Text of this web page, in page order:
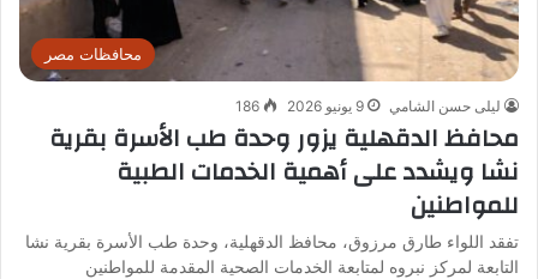
محافظات مصر
ليلى حسن الشامي 9 يونيو 2026 186
محافظ الدقهلية يزور وحدة طب الأسرة بقرية
نشا ويشدد على أهمية الخدمات الطبية
للمواطنين
تفقد اللواء طارق مرزوق، محافظ الدقهلية، وحدة طب الأسرة بقرية نشا
التابعة لمركز نبروه لمتابعة الخدمات الصحية المقدمة للمواطنين